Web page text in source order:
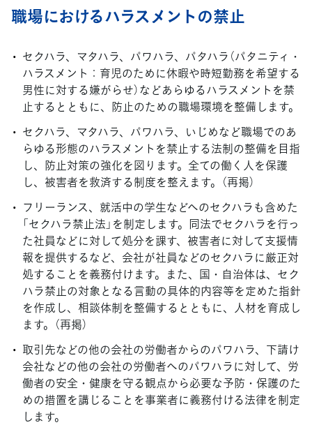
職場におけるハラスメントの禁止
セクハラ、マタハラ、パワハラ、パタハラ（パタニティ・
ハラスメント：育児のために休暇や時短勤務を希望する
男性に対する嫌がらせ）などあらゆるハラスメントを禁
止するとともに、防止のための職場環境を整備します。
セクハラ、マタハラ、パワハラ、いじめなど職場でのあ
らゆる形態のハラスメントを禁止する法制の整備を目指
し、防止対策の強化を図ります。全ての働く人を保護
し、被害者を救済する制度を整えます。（再掲）
フリーランス、就活中の学生などへのセクハラも含めた
「セクハラ禁止法」を制定します。同法でセクハラを行っ
た社員などに対して処分を課す、被害者に対して支援情
報を提供するなど、会社が社員などのセクハラに厳正対
処することを義務付けます。また、国・自治体は、セク
ハラ禁止の対象となる言動の具体的内容等を定めた指針
を作成し、相談体制を整備するとともに、人材を育成し
ます。（再掲）
取引先などの他の会社の労働者からのパワハラ、下請け
会社などの他の会社の労働者へのパワハラに対して、労
働者の安全・健康を守る観点から必要な予防・保護のた
めの措置を講じることを事業者に義務付ける法律を制定
します。